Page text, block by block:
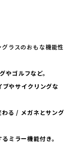
ラスのおもな機能性
やゴルフなど。
やサイクリングな
わる / メガネとサング
ミラー機能付き。